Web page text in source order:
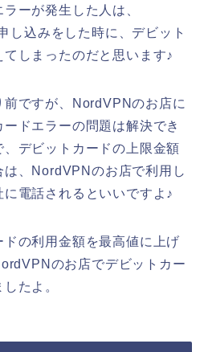
ーが発生した人は、
し込みをした時に、デビット
しまったのだと思います♪
ですが、NordVPNのお店に
ドエラーの問題は解決でき
デビットカードの上限金額
、NordVPNのお店で利用し
電話されるといいですよ♪
の利用金額を最高値に上げ
のお店でデビットカー
たよ。